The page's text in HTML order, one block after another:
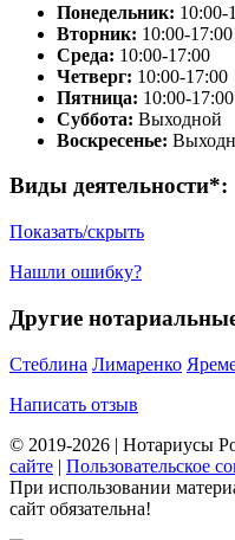
Понедельник: 10:00-
Вторник: 10:00-17:00
Среда: 10:00-17:00
Четверг: 10:00-17:00
Пятница: 10:00-17:00
Суббота: Выходной
Воскресенье:
Виды деятельности*:
Показать/скрыть
Нашли ошибку?
Другие
Стеблина Лимаренко
Написать отзыв
© 2019-2026 | Нотариусы
сайте | Пользовательское
При использовании
сайт обязательна!